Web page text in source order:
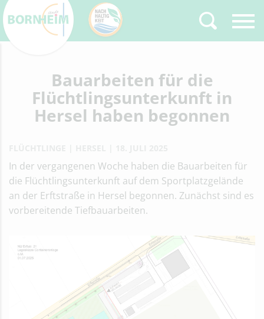
Zurück
Type 2 or more
characters for results.
Bauarbeiten für die
Flüchtlingsunterkunft in
Hersel haben begonnen
In der vergangenen Woche haben die Bauarbeiten für
die Flüchtlingsunterkunft auf dem Sportplatzgelände
an der Erftstraße in Hersel begonnen. Zunächst sind es
vorbereitende Tiefbauarbeiten.